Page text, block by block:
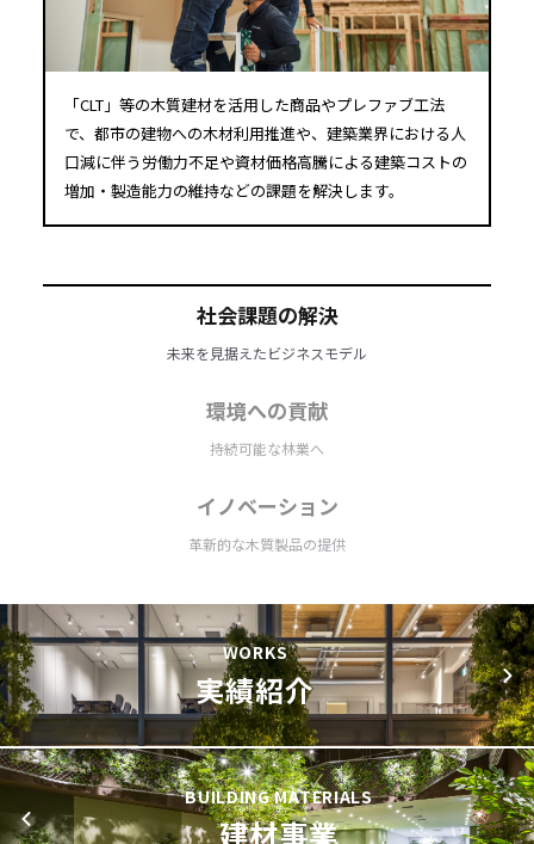
「CLT」等の木質建材を活用した商品やプレファブ工法
で、都市の建物への木材利用推進や、建築業界における人
口減に伴う労働力不足や資材価格高騰による建築コストの
増加・製造能力の維持などの課題を解決します。
社会課題の解決
未来を見据えたビジネスモデル
環境への貢献
持続可能な林業へ
イノベーション
革新的な木質製品の提供
BUILDING MATERIALS
建材事業
WORKS
実績紹介